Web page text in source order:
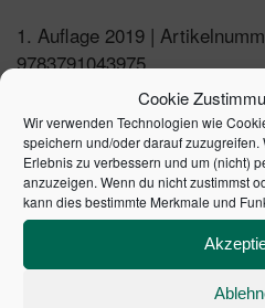
Cookie
Wir verwenden Technologien wie
speichern und/oder darauf
Erlebnis zu verbessern und um (nicht)
anzuzeigen. Wenn du nicht zustimmst
kann dies bestimmte Merkmale und
1. Auflage 2019 |
9783791043975
ÄHNLICHE